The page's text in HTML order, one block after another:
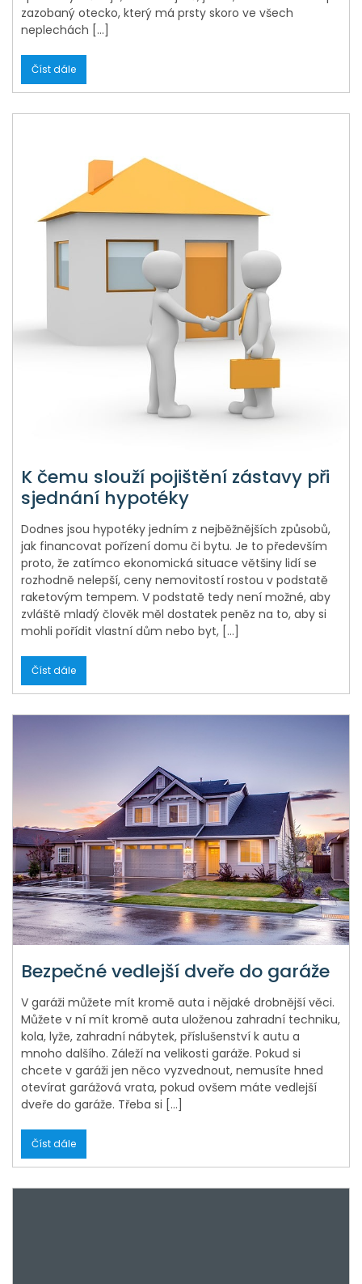
zazobaný otecko, který má prsty skoro ve všech
neplechách […]
Číst dále
K čemu slouží pojištění zástavy při
sjednání hypotéky
Dodnes jsou hypotéky jedním z nejběžnějších způsobů,
jak financovat pořízení domu či bytu. Je to především
proto, že zatímco ekonomická situace většiny lidí se
rozhodně nelepší, ceny nemovitostí rostou v podstatě
raketovým tempem. V podstatě tedy není možné, aby
zvláště mladý člověk měl dostatek peněz na to, aby si
mohli pořídit vlastní dům nebo byt, […]
Číst dále
Bezpečné vedlejší dveře do garáže
V garáži můžete mít kromě auta i nějaké drobnější věci.
Můžete v ní mít kromě auta uloženou zahradní techniku,
kola, lyže, zahradní nábytek, příslušenství k autu a
mnoho dalšího. Záleží na velikosti garáže. Pokud si
chcete v garáži jen něco vyzvednout, nemusíte hned
otevírat garážová vrata, pokud ovšem máte vedlejší
dveře do garáže. Třeba si […]
Číst dále